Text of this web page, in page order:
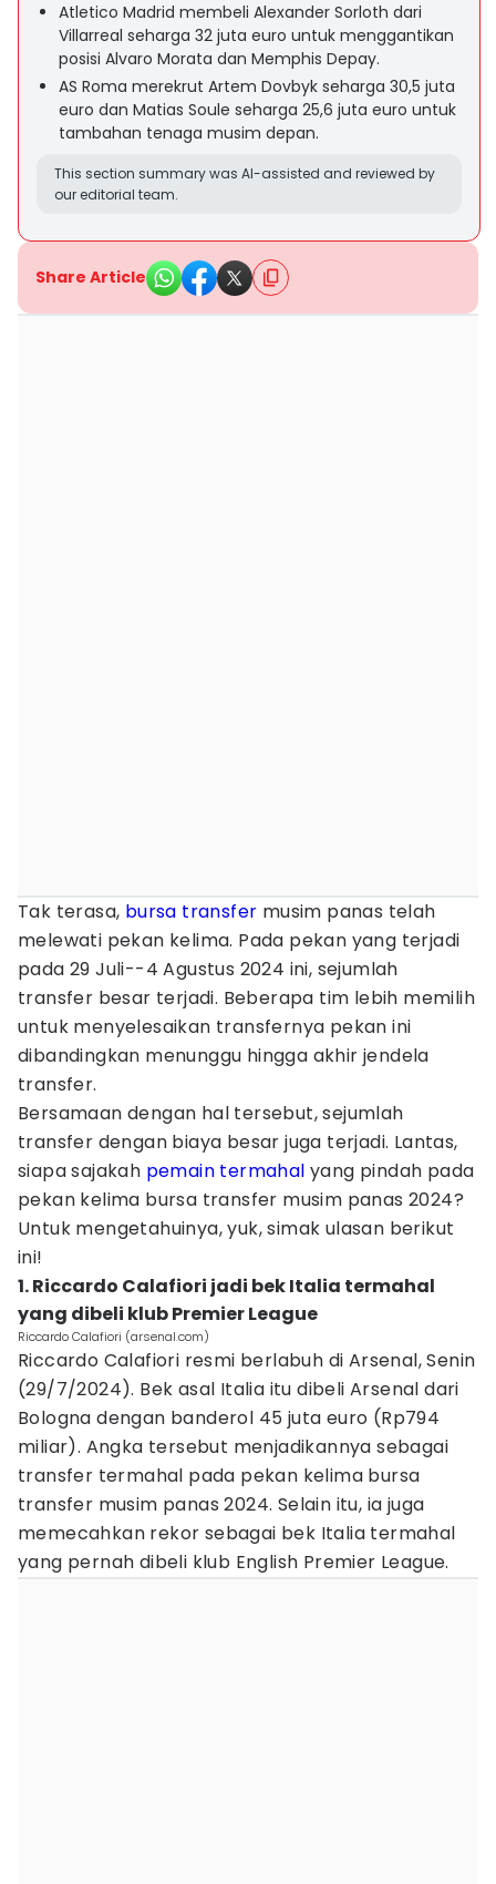
Atletico Madrid membeli Alexander Sorloth dari
Villarreal seharga 32 juta euro untuk menggantikan
posisi Alvaro Morata dan Memphis Depay.
AS Roma merekrut Artem Dovbyk seharga 30,5 juta
euro dan Matias Soule seharga 25,6 juta euro untuk
tambahan tenaga musim depan.
This section summary was AI-assisted and reviewed by
our editorial team.
Share Article
Tak terasa, bursa transfer musim panas telah
melewati pekan kelima. Pada pekan yang terjadi
pada 29 Juli--4 Agustus 2024 ini, sejumlah
transfer besar terjadi. Beberapa tim lebih memilih
untuk menyelesaikan transfernya pekan ini
dibandingkan menunggu hingga akhir jendela
transfer.
Bersamaan dengan hal tersebut, sejumlah
transfer dengan biaya besar juga terjadi. Lantas,
siapa sajakah pemain termahal yang pindah pada
pekan kelima bursa transfer musim panas 2024?
Untuk mengetahuinya, yuk, simak ulasan berikut
ini!
1. Riccardo Calafiori jadi bek Italia termahal
yang dibeli klub Premier League
Riccardo Calafiori (arsenal.com)
Riccardo Calafiori resmi berlabuh di Arsenal, Senin
(29/7/2024). Bek asal Italia itu dibeli Arsenal dari
Bologna dengan banderol 45 juta euro (Rp794
miliar). Angka tersebut menjadikannya sebagai
transfer termahal pada pekan kelima bursa
transfer musim panas 2024. Selain itu, ia juga
memecahkan rekor sebagai bek Italia termahal
yang pernah dibeli klub English Premier League.